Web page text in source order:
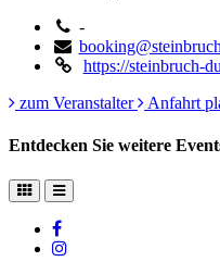
-
https://steinbruch-
zum Veranstalter
Anfahrt
Entdecken Sie weitere